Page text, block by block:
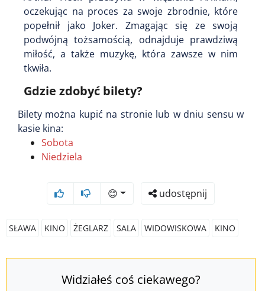
oczekując na proces za swoje zbrodnie, które
popełnił jako Joker. Zmagając się ze swoją
podwójną tożsamością, odnajduje prawdziwą
miłość, a także muzykę, która zawsze w nim
tkwiła.
Gdzie zdobyć bilety?
Bilety można kupić na stronie lub w dniu sensu w
kasie kina:
Sobota
Niedziela
😊 udostępnij
SŁAWA KINO ŻEGLARZ SALA WIDOWISKOWA KINO
Widziałeś coś ciekawego?